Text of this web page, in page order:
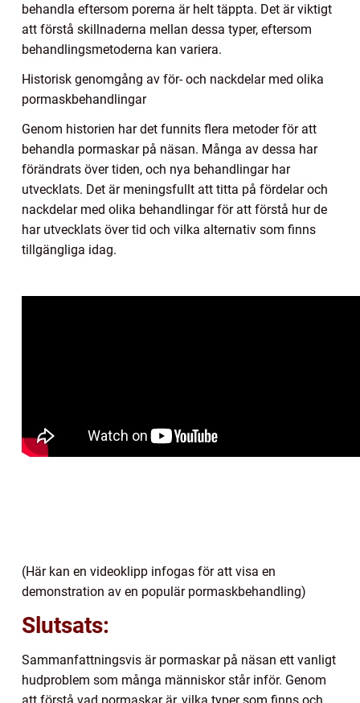
behandla eftersom porerna är helt täppta. Det är viktigt
att förstå skillnaderna mellan dessa typer, eftersom
behandlingsmetoderna kan variera.
Historisk genomgång av för- och nackdelar med olika
pormaskbehandlingar
Genom historien har det funnits flera metoder för att
behandla pormaskar på näsan. Många av dessa har
förändrats över tiden, och nya behandlingar har
utvecklats. Det är meningsfullt att titta på fördelar och
nackdelar med olika behandlingar för att förstå hur de
har utvecklats över tid och vilka alternativ som finns
tillgängliga idag.
(Här kan en videoklipp infogas för att visa en
demonstration av en populär pormaskbehandling)
Slutsats:
Sammanfattningsvis är pormaskar på näsan ett vanligt
hudproblem som många människor står inför. Genom